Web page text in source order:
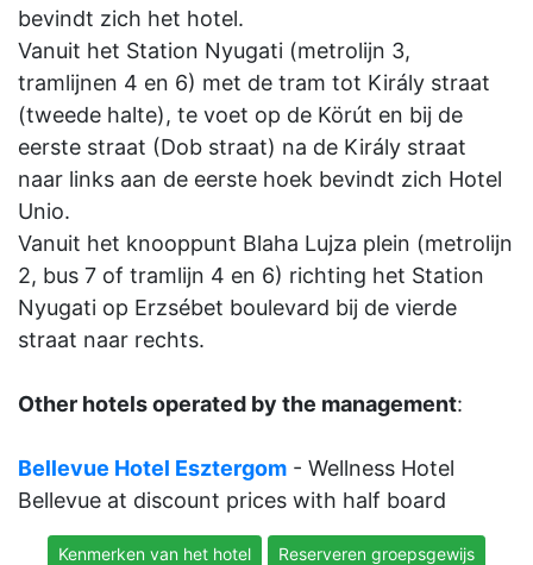
bevindt zich het hotel.
Vanuit het Station Nyugati (metrolijn 3,
tramlijnen 4 en 6) met de tram tot Király straat
(tweede halte), te voet op de Körút en bij de
eerste straat (Dob straat) na de Király straat
naar links aan de eerste hoek bevindt zich Hotel
Unio.
Vanuit het knooppunt Blaha Lujza plein (metrolijn
2, bus 7 of tramlijn 4 en 6) richting het Station
Nyugati op Erzsébet boulevard bij de vierde
straat naar rechts.
Other hotels operated by the management:
Bellevue Hotel Esztergom - Wellness Hotel
Bellevue at discount prices with half board
Kenmerken van het hotel
Reserveren groepsgewijs